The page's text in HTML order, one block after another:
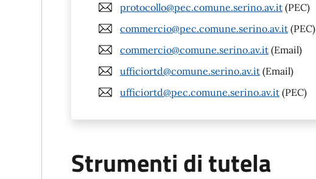
protocollo@pec.comune.serino.av.it (PEC)
commercio@pec.comune.serino.av.it (PEC)
commercio@comune.serino.av.it (Email)
ufficiortd@comune.serino.av.it (Email)
ufficiortd@pec.comune.serino.av.it (PEC)
Strumenti di tutela